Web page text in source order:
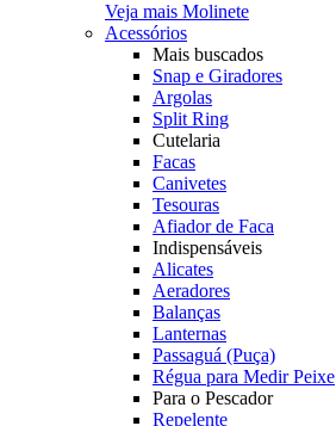
Veja mais Molinete
Acessórios
Mais buscados
Snap e Giradores
Argolas
Split Ring
Cutelaria
Facas
Canivetes
Tesouras
Afiador de Faca
Indispensáveis
Alicates
Aeradores
Balanças
Lanternas
Passaguá (Puça)
Régua para Medir Peixe
Para o Pescador
Repelente